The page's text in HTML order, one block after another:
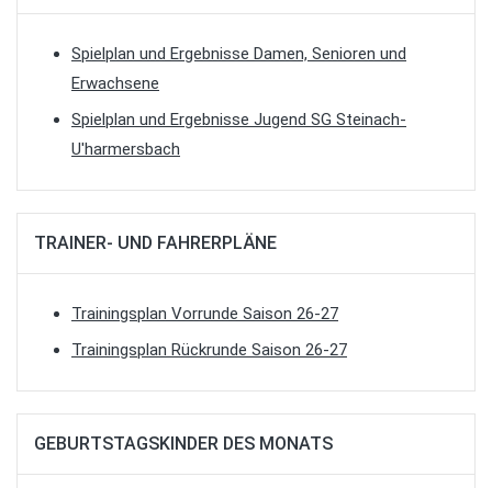
Spielplan und Ergebnisse Damen, Senioren und
Erwachsene
Spielplan und Ergebnisse Jugend SG Steinach-
U'harmersbach
TRAINER- UND FAHRERPLÄNE
Trainingsplan Vorrunde Saison 26-27
Trainingsplan Rückrunde Saison 26-27
GEBURTSTAGSKINDER DES MONATS